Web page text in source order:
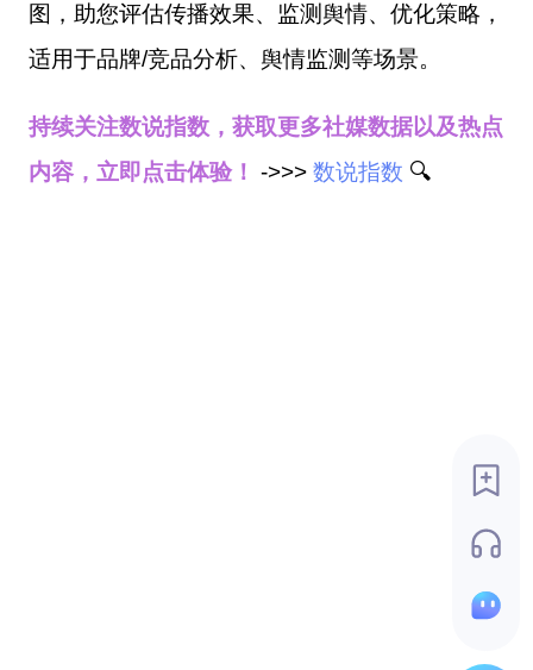
图，助您评估传播效果、监测舆情、优化策略，
适用于品牌/竞品分析、舆情监测等场景。
持续关注数说指数，获取更多社媒数据以及热点
内容，立即点击体验！ ->>> 数说指数 🔍